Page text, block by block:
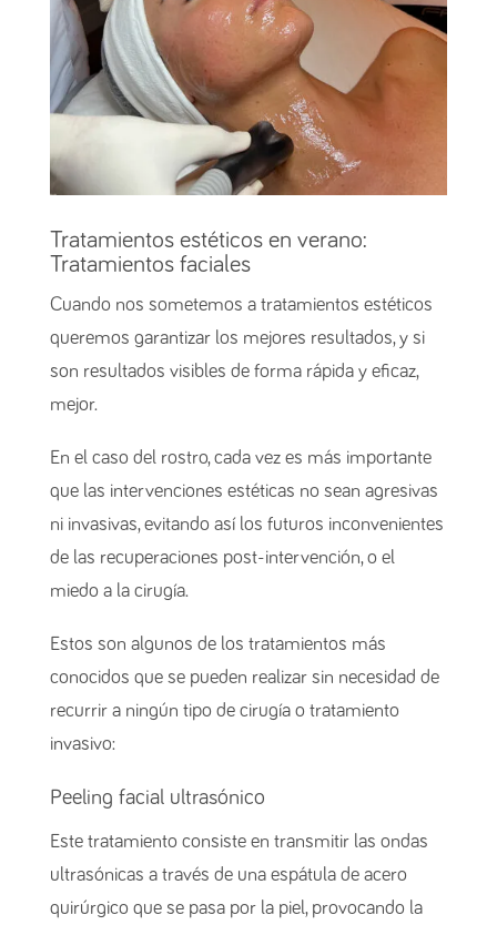
Tratamientos estéticos en verano:
Tratamientos faciales
Cuando nos sometemos a tratamientos estéticos
queremos garantizar los mejores resultados, y si
son resultados visibles de forma rápida y eficaz,
mejor.
En el caso del rostro, cada vez es más importante
que las intervenciones estéticas no sean agresivas
ni invasivas, evitando así los futuros inconvenientes
de las recuperaciones post-intervención, o el
miedo a la cirugía.
Estos son algunos de los tratamientos más
conocidos que se pueden realizar sin necesidad de
recurrir a ningún tipo de cirugía o tratamiento
invasivo:
Peeling facial ultrasónico
Este tratamiento consiste en transmitir las ondas
ultrasónicas a través de una espátula de acero
quirúrgico que se pasa por la piel, provocando la